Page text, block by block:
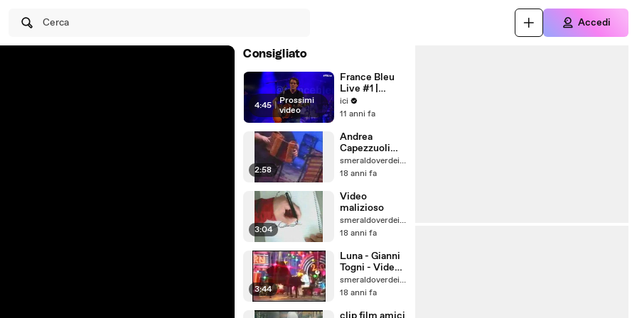
Cerca Accedi
Consigliato
4:45 | Prossimi
video
France Bleu
Live #1 |
Francis Cabrel
- À chaque
nous ferons
ici
11 anni fa
2:58
Andrea
Capezzuoli
Organetto
Diatonico -
smeraldoverdeivana
18 anni fa
3:04
Video
malizioso
smeraldoverdeivana
18 anni fa
3:44
Luna - Gianni
Togni - Video
Anni 80
smeraldoverdeivana
18 anni fa